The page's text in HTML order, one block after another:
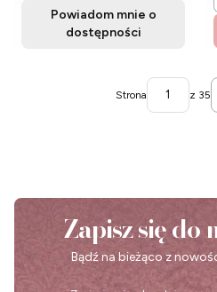
Powiadom mnie o
dostępności
Strona z 35
Zapisz się do
Bądź na bieżąco z